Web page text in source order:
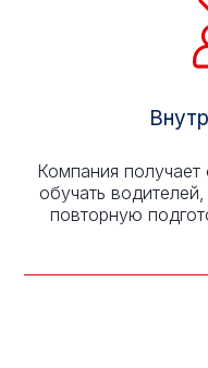
Компания
обучать
повторную